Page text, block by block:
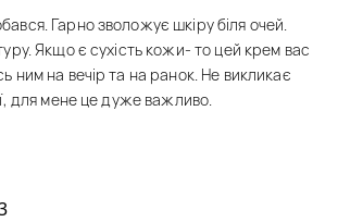
Гарно зволожує шкіру біля очей.
Якщо є сухість кожи- то цей крем вас
ним на вечір та на ранок. Не викликає
для мене це дуже важливо.